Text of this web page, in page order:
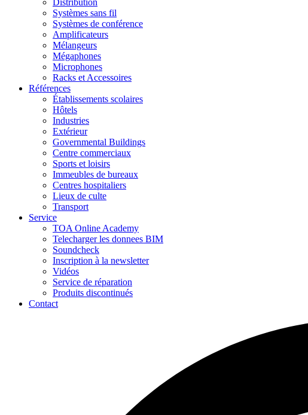
Distribution
Systèmes sans fil
Systèmes de conférence
Amplificateurs
Mélangeurs
Mégaphones
Microphones
Racks et Accessoires
Références
Établissements scolaires
Hôtels
Industries
Extérieur
Governmental Buildings
Centre commerciaux
Sports et loisirs
Immeubles de bureaux
Centres hospitaliers
Lieux de culte
Transport
Service
TOA Online Academy
Telecharger les donnees BIM
Soundcheck
Inscription à la newsletter
Vidéos
Service de réparation
Produits discontinués
Contact